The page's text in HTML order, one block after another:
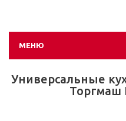
МЕНЮ
Универсальные
Торгмаш